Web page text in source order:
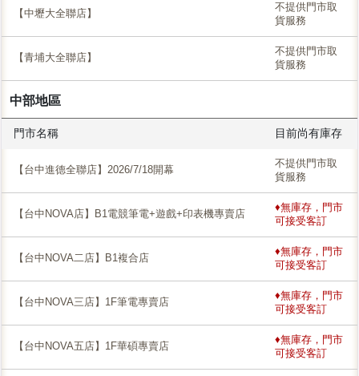
【中壢大全聯店】
不提供門市取
貨服務
【青埔大全聯店】
不提供門市取
貨服務
中部地區
門市名稱 目前尚有庫存
【台中進德全聯店】2026/7/18開幕
不提供門市取
貨服務
【台中NOVA店】B1電競筆電+遊戲+印表機專賣店
♦無庫存，門市
可接受客訂
【台中NOVA二店】B1複合店
♦無庫存，門市
可接受客訂
【台中NOVA三店】1F筆電專賣店
♦無庫存，門市
可接受客訂
【台中NOVA五店】1F華碩專賣店
♦無庫存，門市
可接受客訂